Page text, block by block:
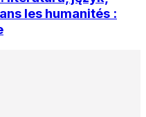
les humanités :